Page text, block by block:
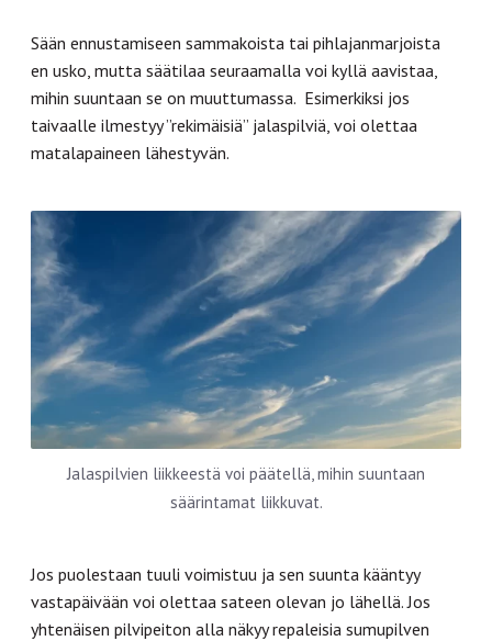
Sään ennustamiseen sammakoista tai pihlajanmarjoista
en usko, mutta säätilaa seuraamalla voi kyllä aavistaa,
mihin suuntaan se on muuttumassa. Esimerkiksi jos
taivaalle ilmestyy ”rekimäisiä” jalaspilviä, voi olettaa
matalapaineen lähestyvän.
Jalaspilvien liikkeestä voi päätellä, mihin suuntaan
säärintamat liikkuvat.
Jos puolestaan tuuli voimistuu ja sen suunta kääntyy
vastapäivään voi olettaa sateen olevan jo lähellä. Jos
yhtenäisen pilvipeiton alla näkyy repaleisia sumupilven